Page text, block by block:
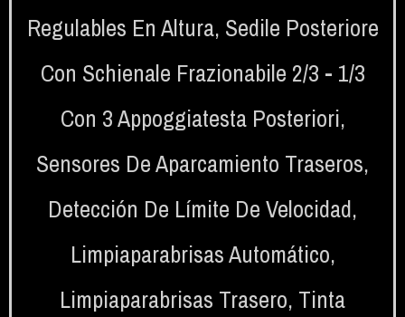
Regulables En Altura, Sedile Posteriore
Con Schienale Frazionabile 2/3 - 1/3
Con 3 Appoggiatesta Posteriori,
Sensores De Aparcamiento Traseros,
Detección De Límite De Velocidad,
Limpiaparabrisas Automático,
Limpiaparabrisas Trasero, Tinta